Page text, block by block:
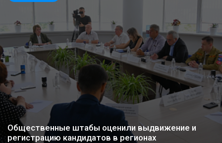
Общественные штабы оценили выдвижение и
регистрацию кандидатов в регионах